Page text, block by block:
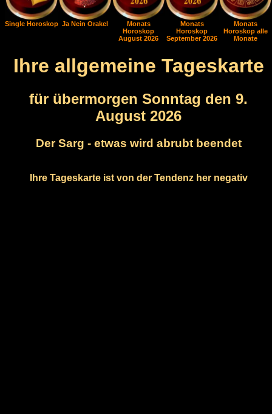
Single Horoskop Ja Nein Orakel
Monats
Horoskop
August 2026
Monats
Horoskop
September 2026
Monats
Horoskop alle
Monate
Ihre allgemeine Tageskarte
für übermorgen Sonntag den 9.
August 2026
Der Sarg - etwas wird abrubt beendet
Ihre Tageskarte ist von der Tendenz her negativ